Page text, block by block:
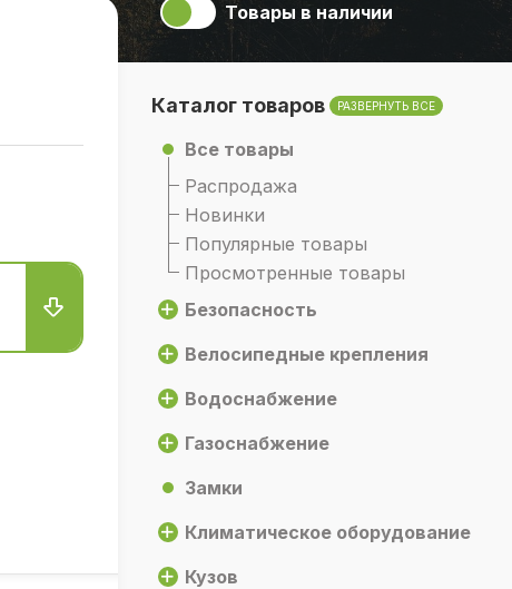
Товары в наличии
Каталог товаров РАЗВЕРНУТЬ ВСЕ
Все товары
Распродажа
Новинки
Популярные товары
Просмотренные товары
Безопасность
Велосипедные крепления
Водоснабжение
Газоснабжение
Замки
Климатическое оборудование
Кузов